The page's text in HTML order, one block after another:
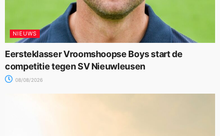
NIEUWS
Eersteklasser Vroomshoopse Boys start de
competitie tegen SV Nieuwleusen
08/08/2026